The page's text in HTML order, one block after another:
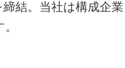
結。当社は構成企